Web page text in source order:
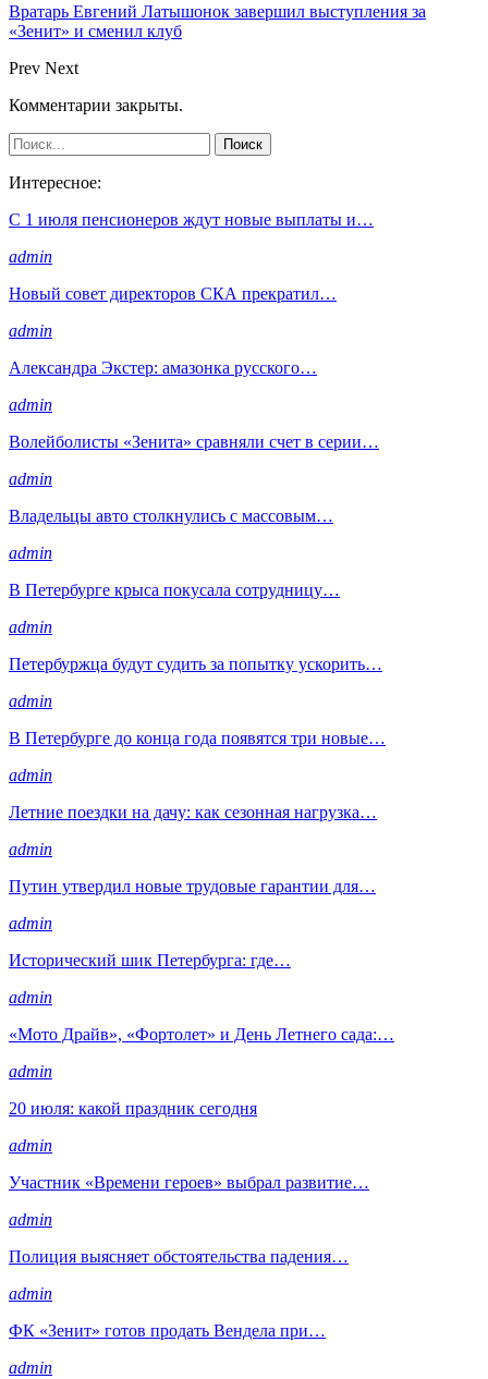
Вратарь Евгений Латышонок завершил выступления за
«Зенит» и сменил клуб
Prev Next
Комментарии закрыты.
Интересное:
С 1 июля пенсионеров ждут новые выплаты и…
admin
Новый совет директоров СКА прекратил…
admin
Александра Экстер: амазонка русского…
admin
Волейболисты «Зенита» сравняли счет в серии…
admin
Владельцы авто столкнулись с массовым…
admin
В Петербурге крыса покусала сотрудницу…
admin
Петербуржца будут судить за попытку ускорить…
admin
В Петербурге до конца года появятся три новые…
admin
Летние поездки на дачу: как сезонная нагрузка…
admin
Путин утвердил новые трудовые гарантии для…
admin
Исторический шик Петербурга: где…
admin
«Мото Драйв», «Фортолет» и День Летнего сада:…
admin
20 июля: какой праздник сегодня
admin
Участник «Времени героев» выбрал развитие…
admin
Полиция выясняет обстоятельства падения…
admin
ФК «Зенит» готов продать Вендела при…
admin